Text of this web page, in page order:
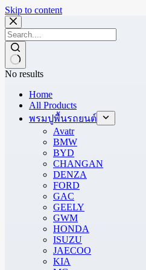
Skip to content
No results
Home
All Products
พรมปูพื้นรถยนต์
Avatr
BMW
BYD
CHANGAN
DENZA
FORD
GAC
GEELY
GWM
HONDA
ISUZU
JAECOO
KIA